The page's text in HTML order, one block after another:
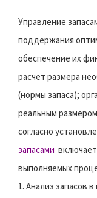
Управление
поддержания
обеспечение их
расчет размера
(нормы запаса);
реальным
согласно
запасами
выполняемых
1. Анализ запасов